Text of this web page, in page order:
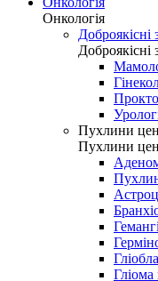
Онкологія
Пухлини
Пухлини